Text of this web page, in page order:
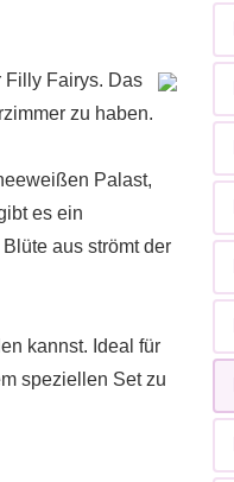
Filly Fairys. Das
zu haben.
Palast,
es ein
aus strömt der
kannst. Ideal für
speziellen Set zu